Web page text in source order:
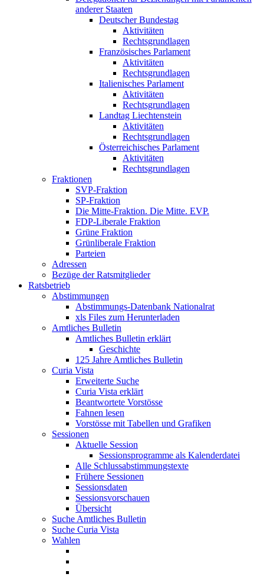
anderer Staaten
Deutscher Bundestag
Aktivitäten
Rechtsgrundlagen
Französisches Parlament
Aktivitäten
Rechtsgrundlagen
Italienisches Parlament
Aktivitäten
Rechtsgrundlagen
Landtag Liechtenstein
Aktivitäten
Rechtsgrundlagen
Österreichisches Parlament
Aktivitäten
Rechtsgrundlagen
Fraktionen
SVP-Fraktion
SP-Fraktion
Die Mitte-Fraktion. Die Mitte. EVP.
FDP-Liberale Fraktion
Grüne Fraktion
Grünliberale Fraktion
Parteien
Adressen
Bezüge der Ratsmitglieder
Ratsbetrieb
Abstimmungen
Abstimmungs-Datenbank Nationalrat
xls Files zum Herunterladen
Amtliches Bulletin
Amtliches Bulletin erklärt
Geschichte
125 Jahre Amtliches Bulletin
Curia Vista
Erweiterte Suche
Curia Vista erklärt
Beantwortete Vorstösse
Fahnen lesen
Vorstösse mit Tabellen und Grafiken
Sessionen
Aktuelle Session
Sessionsprogramme als Kalenderdatei
Alle Schlussabstimmungstexte
Frühere Sessionen
Sessionsdaten
Sessionsvorschauen
Übersicht
Suche Amtliches Bulletin
Suche Curia Vista
Wahlen